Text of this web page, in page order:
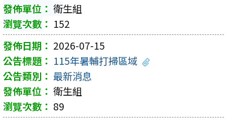
衛生組
152
2026-07-15
115年暑輔打掃區域
最新消息
衛生組
89